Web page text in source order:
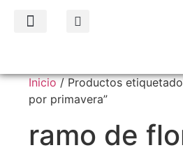
Inicio/ Productos
por primavera”
ramo de